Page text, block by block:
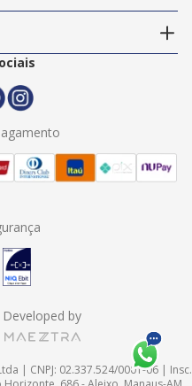
Developed by
| CNPJ: 02.337.524/0001-06 | Insc.